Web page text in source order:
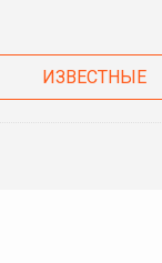
ИЗВЕСТНЫЕ